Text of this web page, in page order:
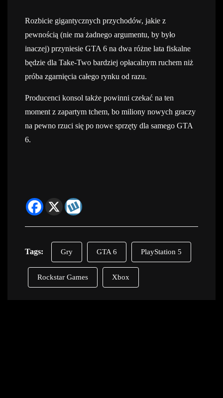
Rozbicie gigantycznych przychodów, jakie z
pewnością (nie ma żadnego argumentu, by było
inaczej) przyniesie GTA 6 na dwa różne lata fiskalne
będzie dla Take-Two bardziej opłacalnym ruchem niż
próba zgarnięcia całego rynku od razu.
Producenci konsol także powinni czekać na ten
moment z zapartym tchem, bo miliony nowych graczy
na pewno rzuci się po nowe sprzęty dla samego GTA
6.
Tags: Gry GTA 6 PlayStation 5
Rockstar Games Xbox